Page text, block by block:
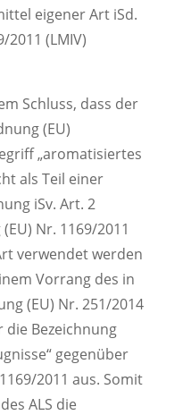
eigener Art iSd.
2011 (LMIV)
Schluss, dass der
(EU)
„aromatisiertes
als Teil einer
iSv. Art. 2
Nr. 1169/2011
verwendet werden
Vorrang des in
(EU) Nr. 251/2014
Bezeichnung
gegenüber
2011 aus. Somit
ALS die